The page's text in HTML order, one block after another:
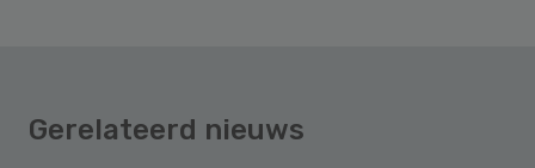
Gerelateerd nieuws